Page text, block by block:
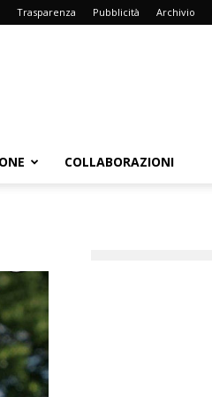
Trasparenza Pubblicità Archivio
COLLABORAZIONI